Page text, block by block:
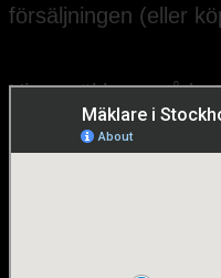
försäljningen (eller
Hitta mäklarna på